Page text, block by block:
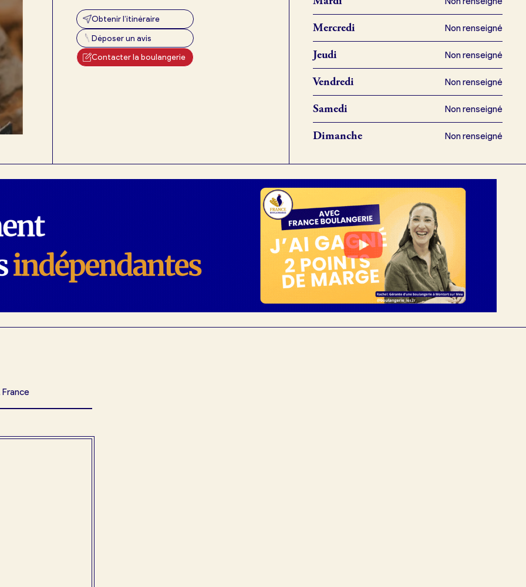
Obtenir l’itinéraire
Déposer un avis
Contacter la boulangerie
Mercredi Non renseigné
Jeudi Non renseigné
Vendredi Non renseigné
Samedi Non renseigné
Dimanche Non renseigné